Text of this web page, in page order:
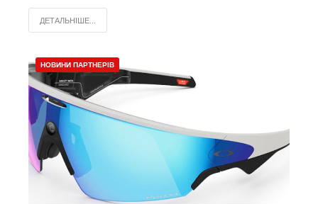
ДЕТАЛЬНІШЕ...
НОВИНИ ПАРТНЕРІВ